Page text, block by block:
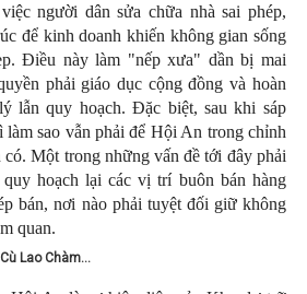
người dân sửa chữa nhà sai phép,
để kinh doanh khiến không gian sống
Điều này làm "nếp xưa" dần bị mai
phải giáo dục cộng đồng và hoàn
lẫn quy hoạch. Đặc biệt, sau khi sáp
làm sao vẫn phải để Hội An trong chỉnh
Một trong những vấn đề tới đây phải
hoạch lại các vị trí buôn bán hàng
bán, nơi nào phải tuyệt đối giữ không
quan.
Lao Chàm…